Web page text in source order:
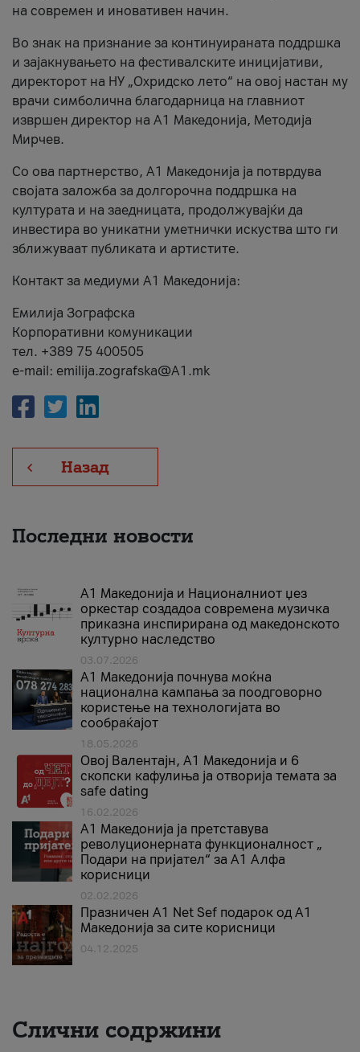
на современ и иновативен начин.
Во знак на признание за континуираната поддршка
и зајакнувањето на фестивалските иницијативи,
директорот на НУ „Охридско лето“ на овој настан му
врачи симболична благодарница на главниот
извршен директор на A1 Македонија, Методија
Мирчев.
Со ова партнерство, A1 Македонија ја потврдува
својата заложба за долгорочна поддршка на
културата и на заедницата, продолжувајќи да
инвестира во уникатни уметнички искуства што ги
зближуваат публиката и артистите.
Контакт за медиуми А1 Македонија:
Емилија Зографска
Корпоративни комуникации
тел. +389 75 400505
e-mail: emilija.zografska@A1.mk
Назад
Последни новости
А1 Македонија и Националниот џез
оркестар создадоа современа музичка
приказна инспирирана од македонското
културно наследство
03.07.2026
A1 Македонија почнува моќна
национална кампања за поодговорно
користење на технологијата во
сообраќајот
18.05.2026
Овој Валентајн, A1 Македонија и 6
скопски кафулиња ја отворија темата за
safe dating
16.02.2026
А1 Македонија ја претставува
револуционерната функционалност „
Подари на пријател“ за А1 Алфа
корисници
02.02.2026
Празничен A1 Net Sеf подарок од А1
Македонија за сите корисници
04.12.2025
Слични содржини